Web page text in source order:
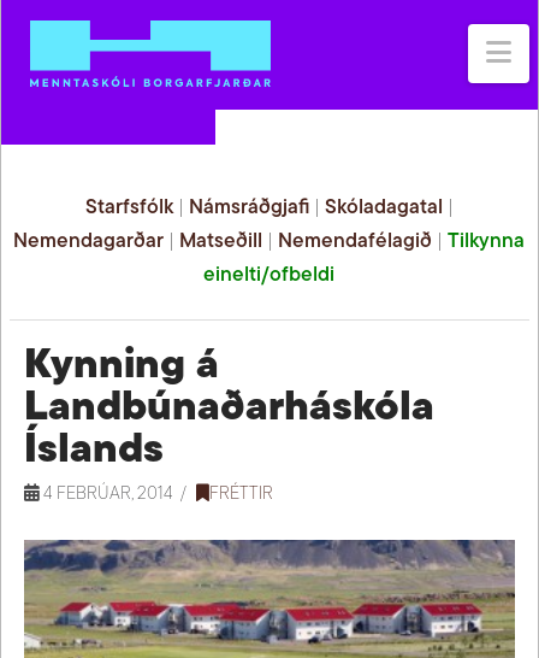
Starfsfólk| Námsráðgjafi| Skóladagatal
Nemendagarðar
Matseðill Nemendafélagið |Tilkynna
einelti/ofbeldi
Kynning á
Landbúnaðarháskóla
Íslands
4 FEBRÚAR, 2014 FRÉTTIR